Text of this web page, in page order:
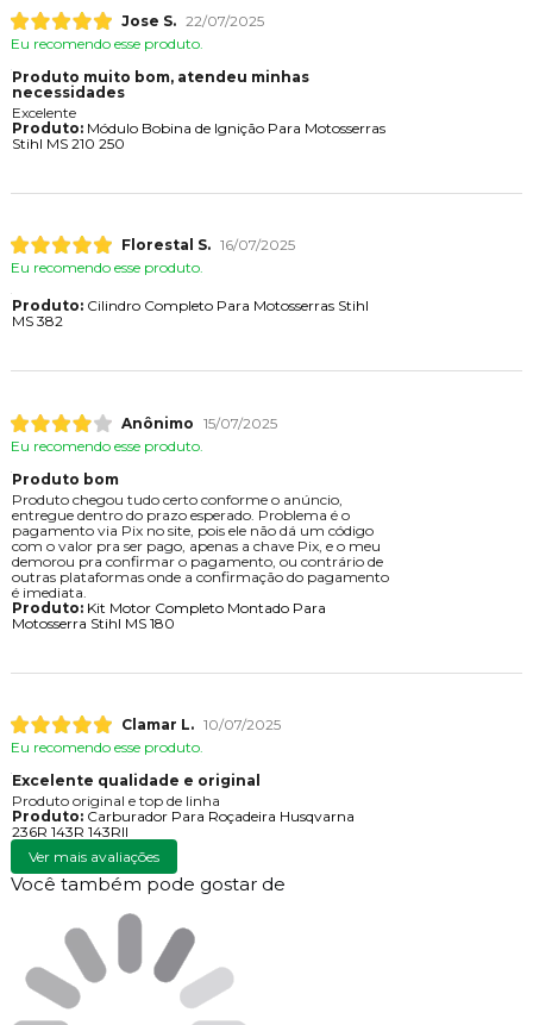
Jose S. 22/07/2025
Eu recomendo esse produto.
Produto muito bom, atendeu minhas
necessidades
Excelente
Produto:Módulo Bobina de Ignição Para Motosserras
Stihl MS 210 250
Florestal S. 16/07/2025
Eu recomendo esse produto.
Produto:Cilindro Completo Para Motosserras Stihl
MS 382
Anônimo 15/07/2025
Eu recomendo esse produto.
Produto bom
Produto chegou tudo certo conforme o anúncio,
entregue dentro do prazo esperado. Problema é o
pagamento via Pix no site, pois ele não dá um código
com o valor pra ser pago, apenas a chave Pix, e o meu
demorou pra confirmar o pagamento, ou contrário de
outras plataformas onde a confirmação do pagamento
é imediata.
Produto:Kit Motor Completo Montado Para
Motosserra Stihl MS 180
Clamar L. 10/07/2025
Eu recomendo esse produto.
Excelente qualidade e original
Produto original e top de linha
Produto:Carburador Para Roçadeira Husqvarna
236R 143R 143RII
Ver mais avaliações
Você também pode gostar de